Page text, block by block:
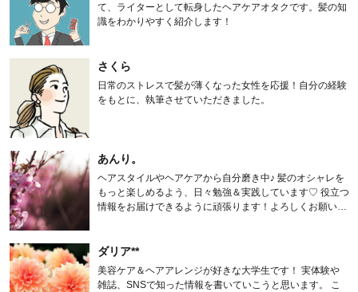
て、ライターとして転身したヘアケアオタクです。髪の知
識をわかりやすく紹介します！
さくら
日常のストレスで髪が薄くなった女性を応援！自分の経験
をもとに、執筆させていただきました。
あんり。
ヘアスタイルやヘアケアから自分磨き中♪ 髪のオシャレを
もっと楽しめるよう、日々勉強＆実践しています♡ 役立つ
情報をお届けできるように頑張ります！よろしくお願いし
ダリア**
美容ケア＆ヘアアレンジが好きな大学生です！ 実体験や
雑誌、SNSで知った情報を書いていこうと思います。 こ